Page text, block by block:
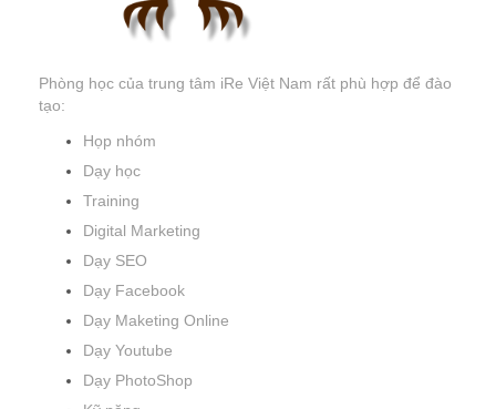
Phòng học của trung tâm iRe Việt Nam rất phù hợp để đào
tạo:
Họp nhóm
Dạy học
Training
Digital Marketing
Dạy SEO
Dạy Facebook
Dạy Maketing Online
Dạy Youtube
Dạy PhotoShop